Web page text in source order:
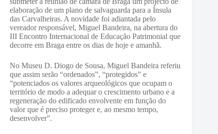
elaboração de um plano de salvaguarda para a Ínsula
das Carvalheiras. A novidade foi adiantada pelo
vereador responsável, Miguel Bandeira, na abertura do
III Encontro Internacional de Educação Patrimonial que
decorre em Braga entre os dias de hoje e amanhã.
No Museu D. Diogo de Sousa, Miguel Bandeira referiu
que assim serão “ordenados”, “protegidos” e
“potenciados os valores arqueológicos que ocupam o
território de modo a adequar o crescimento urbano e a
regeneração do edificado envolvente em função do
valor que é preciso proteger e, ao mesmo tempo,
desenvolver”.